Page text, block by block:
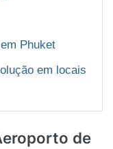
Phuket
em locais
de